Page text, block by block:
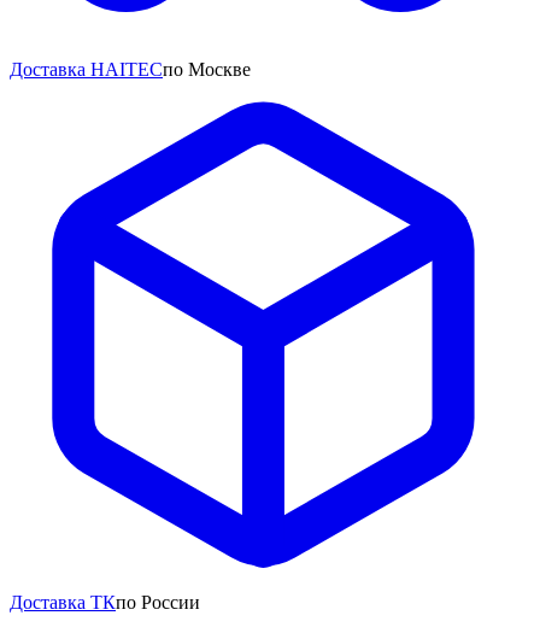
Доставка HAITECпо Москве
Доставка ТКпо России